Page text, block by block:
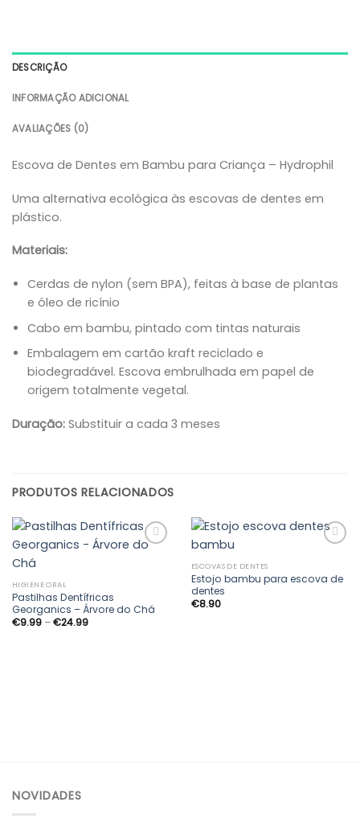
DESCRIÇÃO
INFORMAÇÃO ADICIONAL
AVALIAÇÕES (0)
Escova de Dentes em Bambu para Criança – Hydrophil
Uma alternativa ecológica às escovas de dentes em
plástico.
Materiais:
Cerdas de nylon (sem BPA), feitas à base de plantas
e óleo de ricínio
Cabo em bambu, pintado com tintas naturais
Embalagem em cartão kraft reciclado e
biodegradável. Escova embrulhada em papel de
origem totalmente vegetal.
Duração: Substituir a cada 3 meses
PRODUTOS RELACIONADOS
meus
desejos
HIGIENE ORAL
Pastilhas Dentífricas
Georganics – Árvore do Chá
€9.99 –€24.99Price
Adicionar
ESCOVAS DE DENTES
Estojo bambu para escova de
dentes
€8.90
NOVIDADES